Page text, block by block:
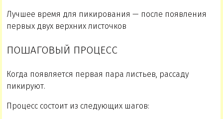
Лучшее время для пикирования — после появления
первых двух верхних листочков
ПОШАГОВЫЙ ПРОЦЕСС
Когда появляется первая пара листьев, рассаду
пикируют.
Процесс состоит из следующих шагов: